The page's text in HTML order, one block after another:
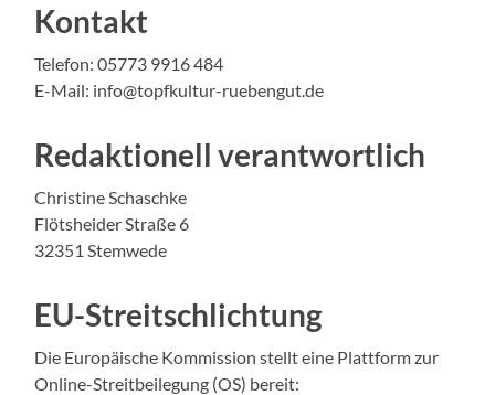
Kontakt
Telefon: 05773 9916 484
E-Mail: info@topfkultur-ruebengut.de
Redaktionell verantwortlich
Christine Schaschke
Flötsheider Straße 6
32351 Stemwede
EU-Streitschlichtung
Die Europäische Kommission stellt eine Plattform zur
Online-Streitbeilegung (OS) bereit: